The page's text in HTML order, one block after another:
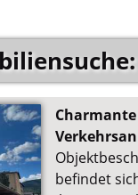
befindet